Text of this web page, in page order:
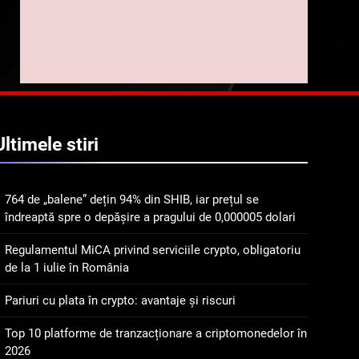
trasabilitatea cafelei
îndreaptă spre o depășire
dolari
2
Regulamentul MiCA
privind serviciile crypto,
obligatoriu de la 1 iulie în
Pariuri cu plata în crypto:
avantaje și riscuri
stiri
764 de „balene” dețin 94% din SHIB, iar prețul se
îndreaptă spre o depășire a pragului de 0,000005 dolari
Regulamentul MiCA privind serviciile crypto, obligatoriu
de la 1 iulie în România
Pariuri cu plata în crypto: avantaje și riscuri
Top 10 platforme de tranzacționare a criptomonedelor în
2026